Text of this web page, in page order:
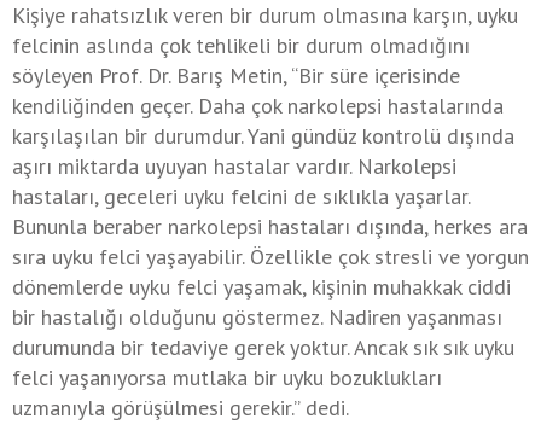
Kişiye rahatsızlık veren bir durum olmasına karşın, uyku
felcinin aslında çok tehlikeli bir durum olmadığını
söyleyen Prof. Dr. Barış Metin, “Bir süre içerisinde
kendiliğinden geçer. Daha çok narkolepsi hastalarında
karşılaşılan bir durumdur. Yani gündüz kontrolü dışında
aşırı miktarda uyuyan hastalar vardır. Narkolepsi
hastaları, geceleri uyku felcini de sıklıkla yaşarlar.
Bununla beraber narkolepsi hastaları dışında, herkes ara
sıra uyku felci yaşayabilir. Özellikle çok stresli ve yorgun
dönemlerde uyku felci yaşamak, kişinin muhakkak ciddi
bir hastalığı olduğunu göstermez. Nadiren yaşanması
durumunda bir tedaviye gerek yoktur. Ancak sık sık uyku
felci yaşanıyorsa mutlaka bir uyku bozuklukları
uzmanıyla görüşülmesi gerekir.” dedi.